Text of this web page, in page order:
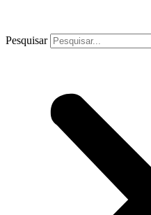
Pesquisar